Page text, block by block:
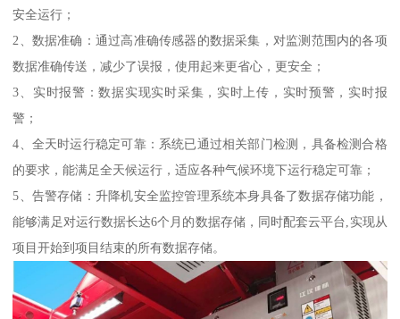
安全运行；
2、数据准确：通过高准确传感器的数据采集，对监测范围内的各项
数据准确传送，减少了误报，使用起来更省心，更安全；
3、实时报警：数据实现实时采集，实时上传，实时预警，实时报
警；
4、全天时运行稳定可靠：系统已通过相关部门检测，具备检测合格
的要求，能满足全天候运行，适应各种气候环境下运行稳定可靠；
5、告警存储：升降机安全监控管理系统本身具备了数据存储功能，
能够满足对运行数据长达6个月的数据存储，同时配套云平台,实现从
项目开始到项目结束的所有数据存储。